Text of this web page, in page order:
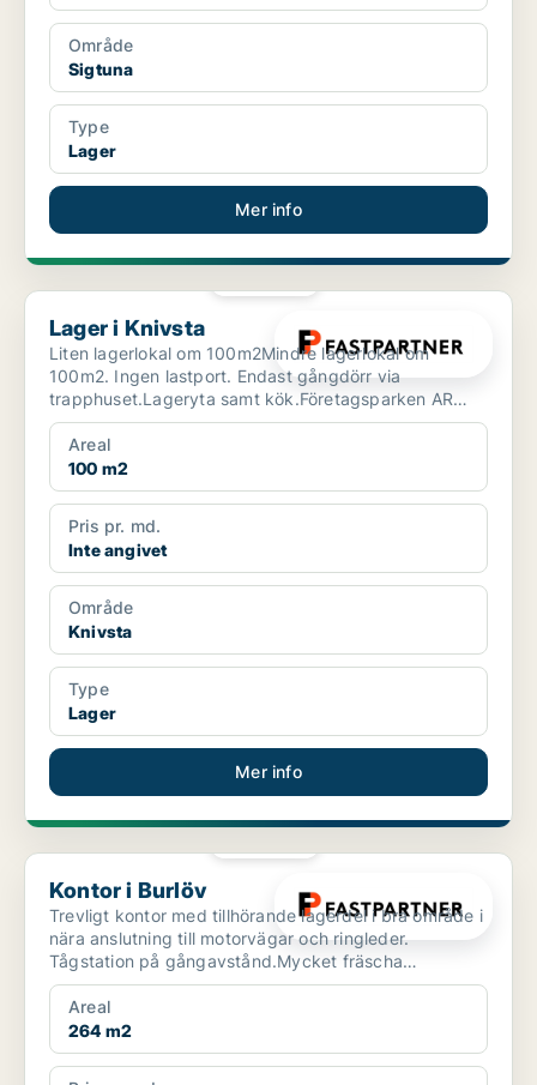
Område
Sigtuna
Type
Lager
Mer info
Lager i Knivsta
Lager i Knivsta
Liten lagerlokal om 100m2Mindre lagerlokal om
100m2. Ingen lastport. Endast gångdörr via
trapphuset.Lageryta samt kök.Företagsparken AR
ligger intill motorvä...
Areal
100 m2
Pris pr. md.
Inte angivet
Område
Knivsta
Type
Lager
Mer info
Kontor i Burlöv
Kontor i Burlöv
Trevligt kontor med tillhörande lagerdel i bra område i
nära anslutning till motorvägar och ringleder.
Tågstation på gångavstånd.Mycket fräscha
kontorslokale...
Areal
264 m2